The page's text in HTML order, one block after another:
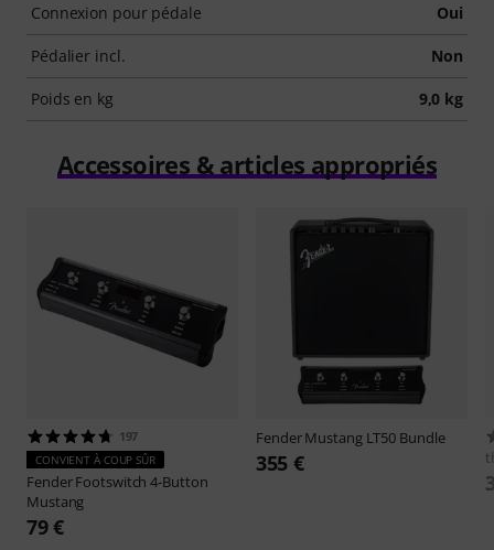
Connexion pour pédale Oui
Pédalier incl. Non
Poids en kg 9,0 kg
Accessoires & articles appropriés
197
CONVIENT À COUP SÛR
FenderFootswitch 4-Button
Mustang
79 €
FenderMustang LT50 Bundle
355 €